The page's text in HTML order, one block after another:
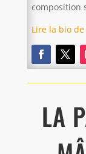
composition
Lire la bio de
LA